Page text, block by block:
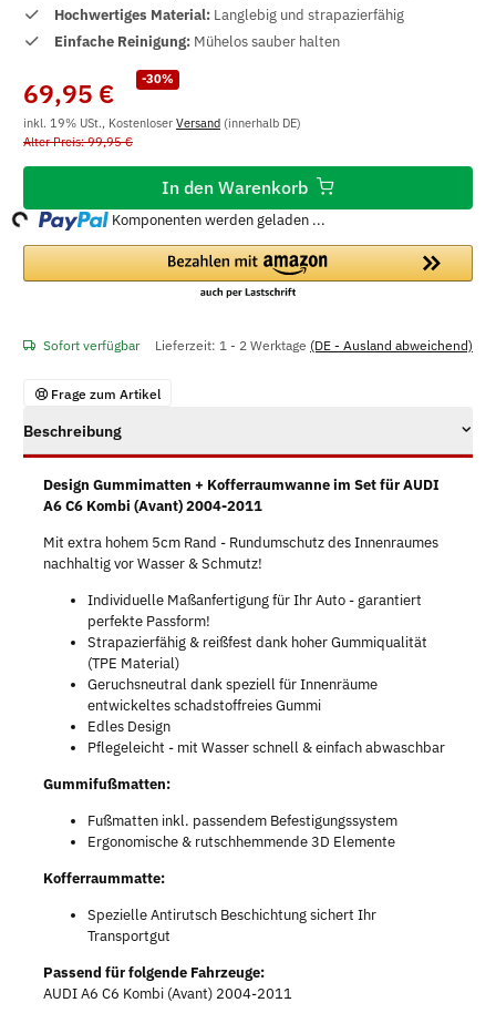
Hochwertiges Material: Langlebig und strapazierfähig
Einfache Reinigung: Mühelos sauber halten
-30%
69,95 €
inkl. 19% USt., Kostenloser Versand (innerhalb DE)
Alter Preis: 99,95 €
In den Warenkorb
Komponenten werden geladen ...
Sofort verfügbar Lieferzeit: 1 - 2 Werktage (DE - Ausland abweichend)
Frage zum Artikel
Beschreibung
Design Gummimatten + Kofferraumwanne im Set für AUDI
A6 C6 Kombi (Avant) 2004-2011
Mit extra hohem 5cm Rand - Rundumschutz des Innenraumes
nachhaltig vor Wasser & Schmutz!
Individuelle Maßanfertigung für Ihr Auto - garantiert
perfekte Passform!
Strapazierfähig & reißfest dank hoher Gummiqualität
(TPE Material)
Geruchsneutral dank speziell für Innenräume
entwickeltes schadstoffreies Gummi
Edles Design
Pflegeleicht - mit Wasser schnell & einfach abwaschbar
Gummifußmatten:
Fußmatten inkl. passendem Befestigungssystem
Ergonomische & rutschhemmende 3D Elemente
Kofferraummatte:
Spezielle Antirutsch Beschichtung sichert Ihr
Transportgut
Passend für folgende Fahrzeuge:
AUDI A6 C6 Kombi (Avant) 2004-2011